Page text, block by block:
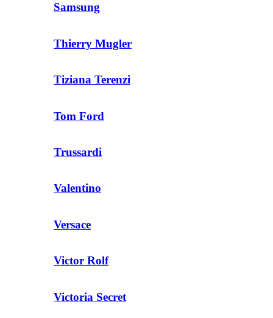
Samsung
Thierry Mugler
Tiziana Terenzi
Tom Ford
Trussardi
Valentino
Versace
Victor Rolf
Victoria Secret